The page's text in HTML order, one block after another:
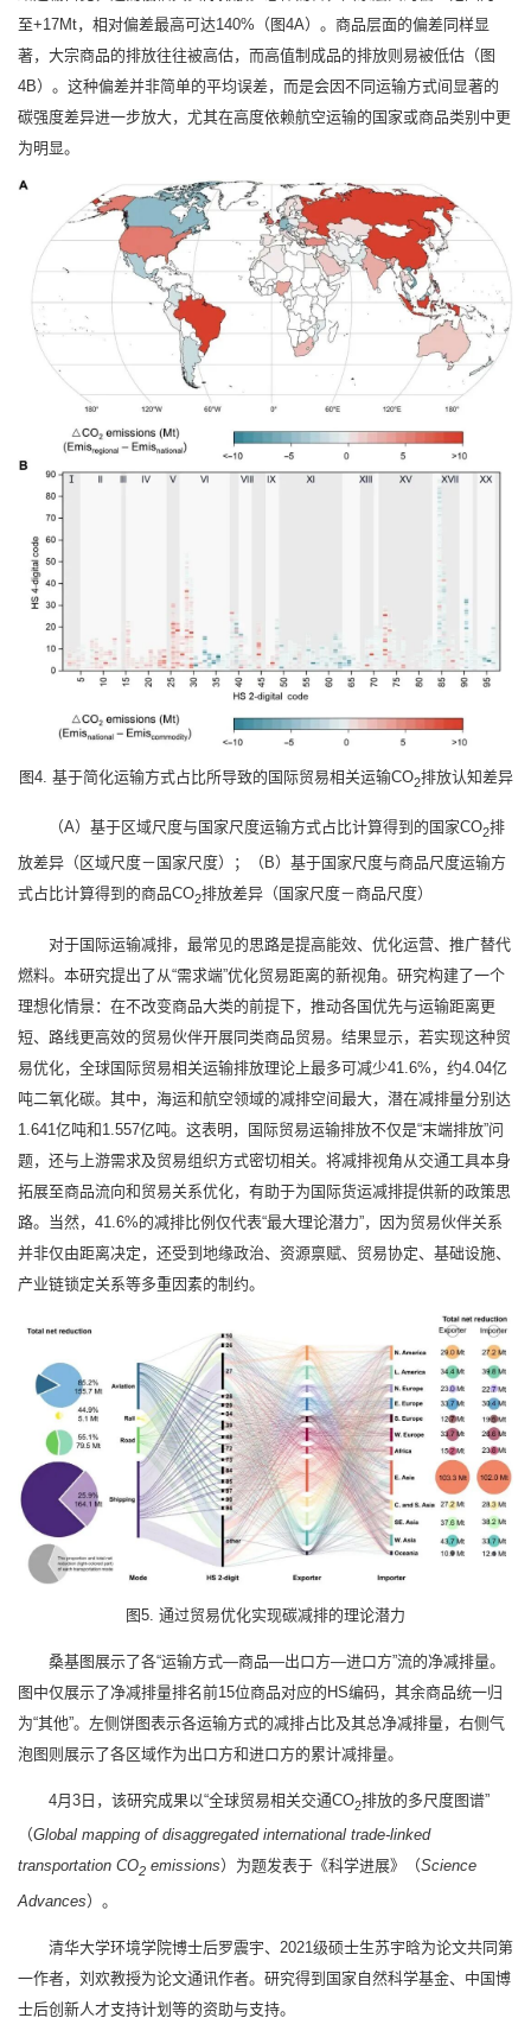
至+17Mt，相对偏差最高可达140%（图4A）。商品层面的偏差同样显
著，大宗商品的排放往往被高估，而高值制成品的排放则易被低估（图
4B）。这种偏差并非简单的平均误差，而是会因不同运输方式间显著的
碳强度差异进一步放大，尤其在高度依赖航空运输的国家或商品类别中更
为明显。
图4. 基于简化运输方式占比所导致的国际贸易相关运输CO2排放认知差异
（A）基于区域尺度与国家尺度运输方式占比计算得到的国家CO2排
放差异（区域尺度－国家尺度）；（B）基于国家尺度与商品尺度运输方
式占比计算得到的商品CO2排放差异（国家尺度－商品尺度）
对于国际运输减排，最常见的思路是提高能效、优化运营、推广替代
燃料。本研究提出了从“需求端”优化贸易距离的新视角。研究构建了一个
理想化情景：在不改变商品大类的前提下，推动各国优先与运输距离更
短、路线更高效的贸易伙伴开展同类商品贸易。结果显示，若实现这种贸
易优化，全球国际贸易相关运输排放理论上最多可减少41.6%，约4.04亿
吨二氧化碳。其中，海运和航空领域的减排空间最大，潜在减排量分别达
1.641亿吨和1.557亿吨。这表明，国际贸易运输排放不仅是“末端排放”问
题，还与上游需求及贸易组织方式密切相关。将减排视角从交通工具本身
拓展至商品流向和贸易关系优化，有助于为国际货运减排提供新的政策思
路。当然，41.6%的减排比例仅代表“最大理论潜力”，因为贸易伙伴关系
并非仅由距离决定，还受到地缘政治、资源禀赋、贸易协定、基础设施、
产业链锁定关系等多重因素的制约。
图5. 通过贸易优化实现碳减排的理论潜力
桑基图展示了各“运输方式—商品—出口方—进口方”流的净减排量。
图中仅展示了净减排量排名前15位商品对应的HS编码，其余商品统一归
为“其他”。左侧饼图表示各运输方式的减排占比及其总净减排量，右侧气
泡图则展示了各区域作为出口方和进口方的累计减排量。
4月3日，该研究成果以“全球贸易相关交通CO2排放的多尺度图谱”
（Global mapping of disaggregated international trade-linked
transportation CO2 emissions）为题发表于《科学进展》（Science
Advances）。
清华大学环境学院博士后罗震宇、2021级硕士生苏宇晗为论文共同第
一作者，刘欢教授为论文通讯作者。研究得到国家自然科学基金、中国博
士后创新人才支持计划等的资助与支持。